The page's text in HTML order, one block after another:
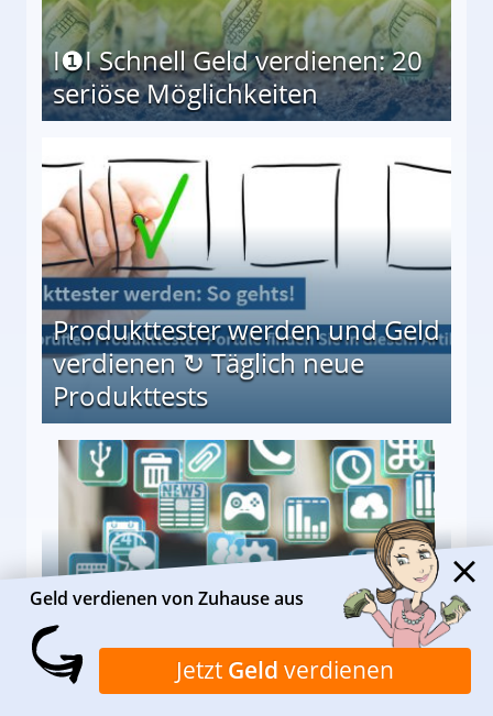
I❶I Schnell Geld verdienen: 20
seriöse Möglichkeiten
Produkttester werden und Geld
verdienen ↻ Täglich neue
Produkttests
↻ Täglich neue Produkttests
Geld verdienen mit Apps: Das
sind die 10 besten
Möglichkeiten
Geld verdienen von Zuhause aus
Jetzt Geld verdienen